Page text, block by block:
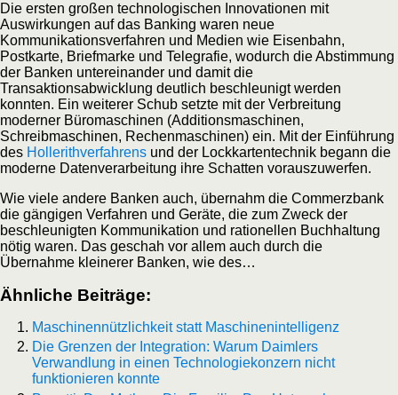
Die ersten großen technologischen Innovationen mit
Auswirkungen auf das Banking waren neue
Kommunikationsverfahren und Medien wie Eisenbahn,
Postkarte, Briefmarke und Telegrafie, wodurch die Abstimmung
der Banken untereinander und damit die
Transaktionsabwicklung deutlich beschleunigt werden
konnten. Ein weiterer Schub setzte mit der Verbreitung
moderner Büromaschinen (Additionsmaschinen,
Schreibmaschinen, Rechenmaschinen) ein. Mit der Einführung
des Hollerithverfahrens und der Lockkartentechnik begann die
moderne Datenverarbeitung ihre Schatten vorauszuwerfen.
Wie viele andere Banken auch, übernahm die Commerzbank
die gängigen Verfahren und Geräte, die zum Zweck der
beschleunigten Kommunikation und rationellen Buchhaltung
nötig waren. Das geschah vor allem auch durch die
Übernahme kleinerer Banken, wie des…
Ähnliche Beiträge:
Maschinennützlichkeit statt Maschinenintelligenz
Die Grenzen der Integration: Warum Daimlers
Verwandlung in einen Technologiekonzern nicht
funktionieren konnte